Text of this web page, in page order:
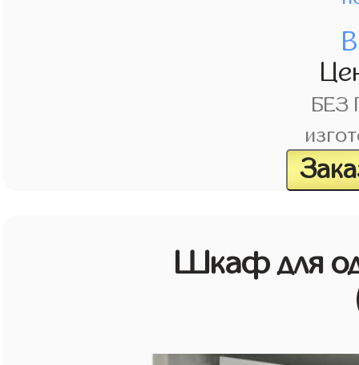
БЕЗ
Шкаф для